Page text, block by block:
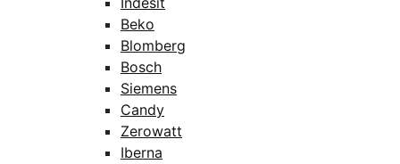
Beko
Blomberg
Bosch
Siemens
Candy
Zerowatt
Iberna